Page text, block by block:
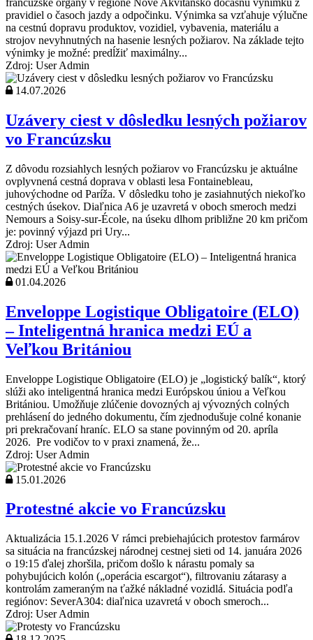
francúzske orgány v regióne Nové Akvitánsko dočasnú výnimku z
pravidiel o časoch jazdy a odpočinku. Výnimka sa vzťahuje výlučne
na cestnú dopravu produktov, vozidiel, vybavenia, materiálu a
strojov nevyhnutných na hasenie lesných požiarov. Na základe tejto
výnimky je možné: predĺžiť maximálny...
Zdroj: User Admin
14.07.2026
Uzávery ciest v dôsledku lesných požiarov
vo Francúzsku
Z dôvodu rozsiahlych lesných požiarov vo Francúzsku je aktuálne
ovplyvnená cestná doprava v oblasti lesa Fontainebleau,
juhovýchodne od Paríža. V dôsledku toho je zasiahnutých niekoľko
cestných úsekov. Diaľnica A6 je uzavretá v oboch smeroch medzi
Nemours a Soisy-sur-École, na úseku dlhom približne 20 km pričom
je: povinný výjazd pri Ury...
Zdroj: User Admin
01.04.2026
Enveloppe Logistique Obligatoire (ELO)
– Inteligentná hranica medzi EÚ a
Veľkou Britániou
Enveloppe Logistique Obligatoire (ELO) je „logistický balík“, ktorý
slúži ako inteligentná hranica medzi Európskou úniou a Veľkou
Britániou. Umožňuje zlúčenie dovozných aj vývozných colných
prehlásení do jedného dokumentu, čím zjednodušuje colné konanie
pri prekračovaní hraníc. ELO sa stane povinným od 20. apríla
2026. Pre vodičov to v praxi znamená, že...
Zdroj: User Admin
15.01.2026
Protestné akcie vo Francúzsku
Aktualizácia 15.1.2026 V rámci prebiehajúcich protestov farmárov
sa situácia na francúzskej národnej cestnej sieti od 14. januára 2026
o 19:15 ďalej zhoršila, pričom došlo k nárastu pomaly sa
pohybujúcich kolón („operácia escargot“), filtrovaniu zátarasy a
kontrolám zameraným na ťažké nákladné vozidlá. Situácia podľa
regiónov: SeverA304: diaľnica uzavretá v oboch smeroch...
Zdroj: User Admin